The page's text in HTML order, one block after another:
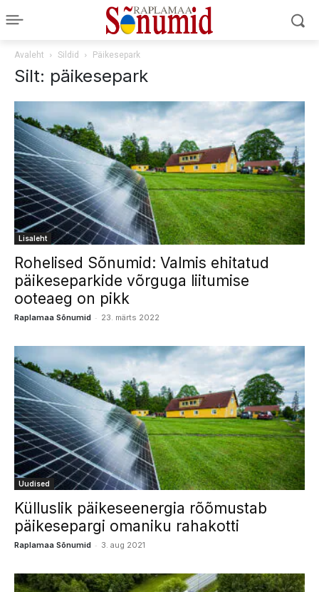
Avaleht Sildid Päikesepark
Silt: päikesepark
Lisaleht
Rohelised Sõnumid: Valmis ehitatud
päikeseparkide võrguga liitumise
ooteaeg on pikk
Raplamaa Sõnumid - 23. märts 2022
Uudised
Külluslik päikeseenergia rõõmustab
päikesepargi omaniku rahakotti
Raplamaa Sõnumid - 3. aug 2021